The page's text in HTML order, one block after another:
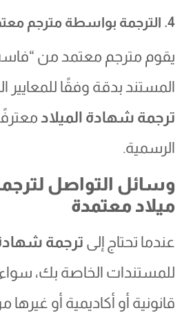
4. الترجمة بواسطة مترجم معتمد:
يقوم مترجم معتمد من
المستند بدقة وفقًا للمعايير
ترجمة شهادة الميلاد
الرسمية.
وسائل التواصل
ميلاد معتمدة
عندما تحتاج إلى ترجمة شهادة
للمستندات الخاصة بك،
قانونية أو أكاديمية أو غيرها